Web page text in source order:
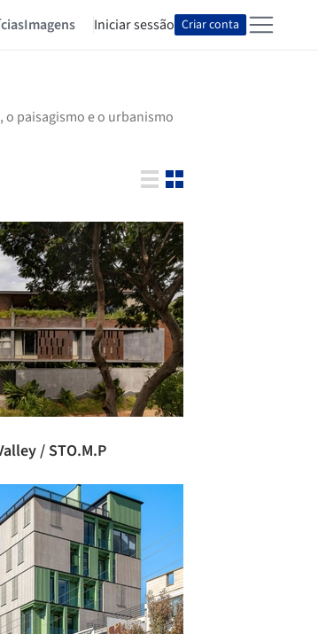
Imagens Iniciar sessão Criar conta
paisagismo e o urbanismo
/ STO.M.P